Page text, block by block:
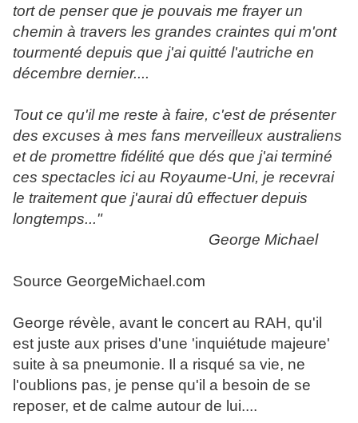
tort de penser que je pouvais me frayer un
chemin à travers les grandes craintes qui m'ont
tourmenté depuis que j'ai quitté l'autriche en
décembre dernier....
Tout ce qu'il me reste à faire, c'est de présenter
des excuses à mes fans merveilleux australiens
et de promettre fidélité que dés que j'ai terminé
ces spectacles ici au Royaume-Uni, je recevrai
le traitement que j'aurai dû effectuer depuis
longtemps..."
George Michael
Source GeorgeMichael.com
George révèle, avant le concert au RAH, qu'il
est juste aux prises d'une 'inquiétude majeure'
suite à sa pneumonie. Il a risqué sa vie, ne
l'oublions pas, je pense qu'il a besoin de se
reposer, et de calme autour de lui....